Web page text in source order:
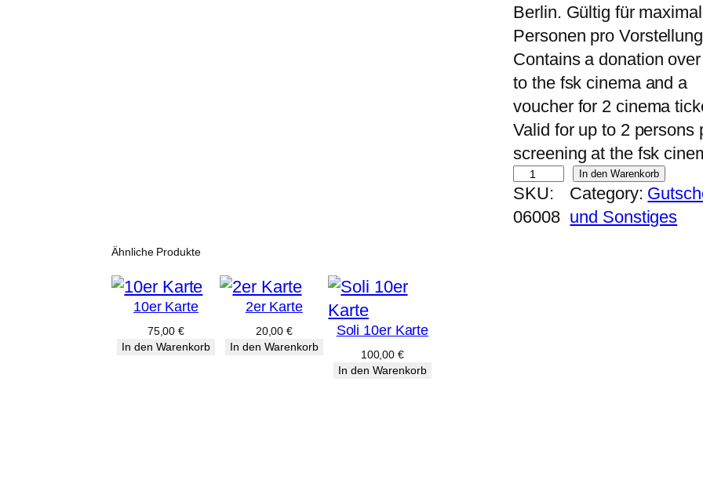
Berlin. Gültig für
Personen pro
Contains a donation
to the fsk cinema and a
voucher for 2 cinema
Valid for up to 2 persons
screening at the fsk
S
o
l
In den Warenkorb
SKU:
06008
Category:
und Sonstiges
Ähnliche Produkte
10er Karte
75,00€
In den Warenkorb
2er Karte
20,00€
In den Warenkorb
Soli 10er Karte
100,00€
In den Warenkorb